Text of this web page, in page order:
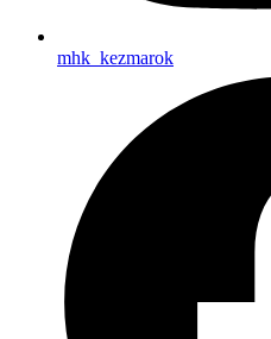
mhk_kezmarok